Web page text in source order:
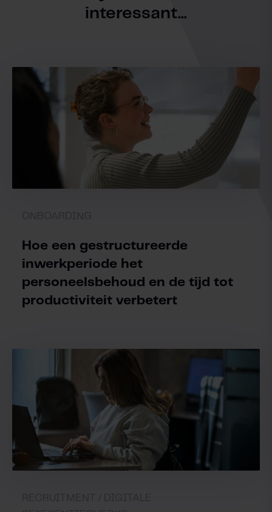
interessant...
Hoe een gestructureerde
inwerkperiode het
personeelsbehoud en de tijd tot
productiviteit verbetert